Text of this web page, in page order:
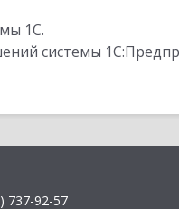
1С.
системы
737-92-57